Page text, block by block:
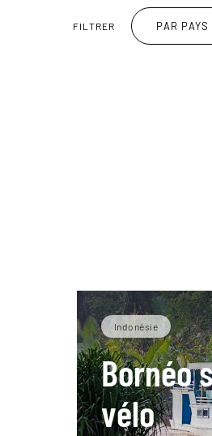
FILTRER PAR PAYS
Indonésie
Bornéo
vélo